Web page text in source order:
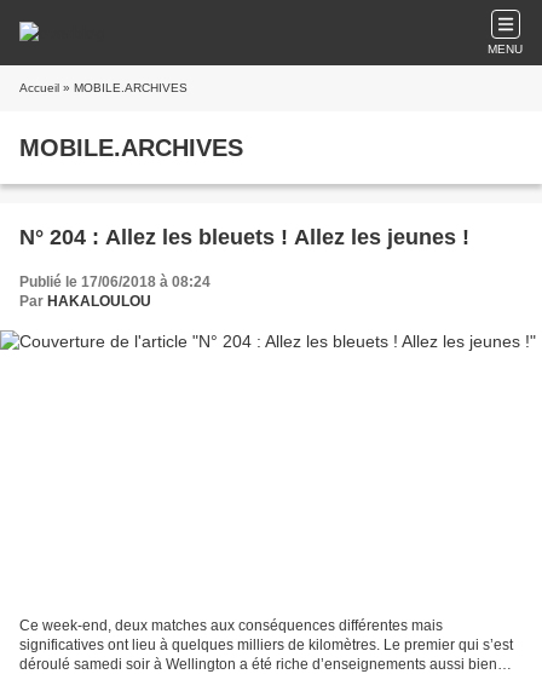
MENU
Accueil » MOBILE.ARCHIVES
MOBILE.ARCHIVES
N° 204 : Allez les bleuets ! Allez les jeunes !
Publié le 17/06/2018 à 08:24
Par HAKALOULOU
Ce week-end, deux matches aux conséquences différentes mais
significatives ont lieu à quelques milliers de kilomètres. Le premier qui s’est
déroulé samedi soir à Wellington a été riche d’enseignements aussi bien